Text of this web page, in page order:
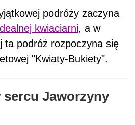
podróży zaczyna
kwiaciarni, a w
ta podróż rozpoczyna się
"Kwiaty-Bukiety".
Jaworzyny